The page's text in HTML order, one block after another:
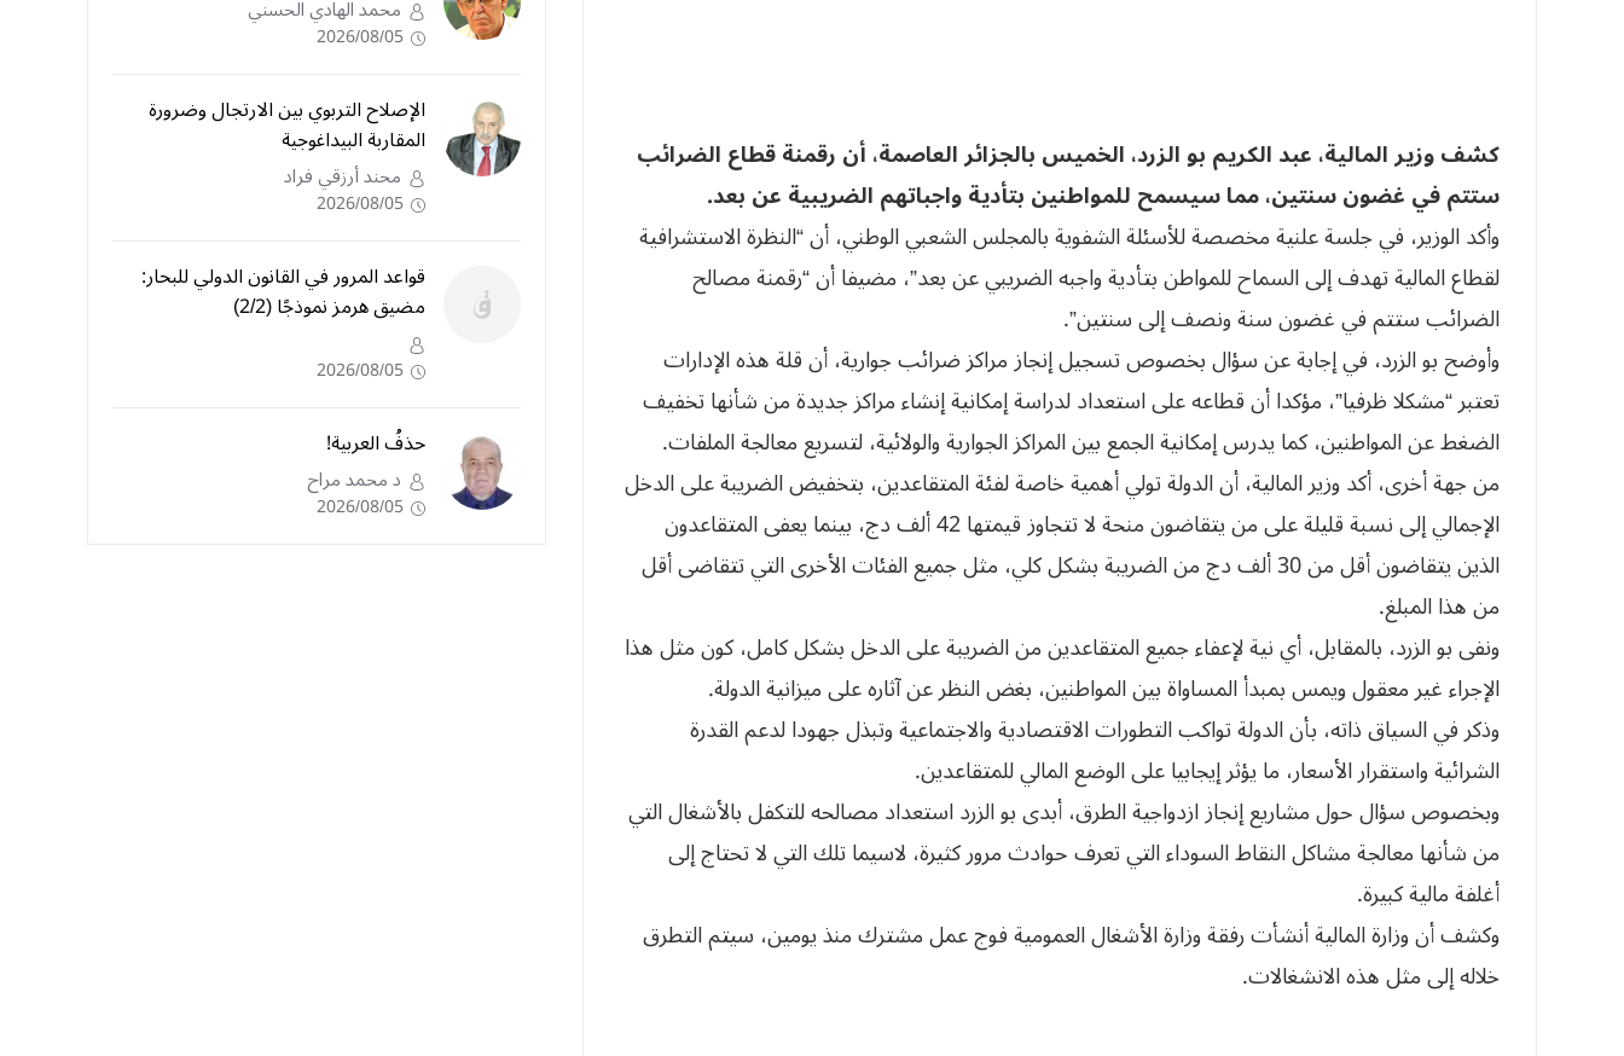
كشف وزير المالية، عبد الكريم بو الزرد، الخميس بالجزائر العاصمة، أن رقمنة قطاع الضرائب
ستتم في غضون سنتين، مما سيسمح للمواطنين بتأدية واجباتهم الضريبية عن بعد.
وأكد الوزير، في جلسة علنية مخصصة للأسئلة الشفوية بالمجلس الشعبي الوطني، أن “النظرة الاستشرافية
لقطاع المالية تهدف إلى السماح للمواطن بتأدية واجبه الضريبي عن بعد”، مضيفا أن “رقمنة مصالح
الضرائب ستتم في غضون سنة ونصف إلى سنتين”.
وأوضح بو الزرد، في إجابة عن سؤال بخصوص تسجيل إنجاز مراكز ضرائب جوارية، أن قلة هذه الإدارات
تعتبر “مشكلا ظرفيا”، مؤكدا أن قطاعه على استعداد لدراسة إمكانية إنشاء مراكز جديدة من شأنها تخفيف
الضغط عن المواطنين، كما يدرس إمكانية الجمع بين المراكز الجوارية والولائية، لتسريع معالجة الملفات.
من جهة أخرى، أكد وزير المالية، أن الدولة تولي أهمية خاصة لفئة المتقاعدين، بتخفيض الضريبة على الدخل
الإجمالي إلى نسبة قليلة على من يتقاضون منحة لا تتجاوز قيمتها 42 ألف دج، بينما يعفى المتقاعدون
الذين يتقاضون أقل من 30 ألف دج من الضريبة بشكل كلي، مثل جميع الفئات الأخرى التي تتقاضى أقل
من هذا المبلغ.
ونفى بو الزرد، بالمقابل، أي نية لإعفاء جميع المتقاعدين من الضريبة على الدخل بشكل كامل، كون مثل هذا
الإجراء غير معقول ويمس بمبدأ المساواة بين المواطنين، بغض النظر عن آثاره على ميزانية الدولة.
وذكر في السياق ذاته، بأن الدولة تواكب التطورات الاقتصادية والاجتماعية وتبذل جهودا لدعم القدرة
الشرائية واستقرار الأسعار، ما يؤثر إيجابيا على الوضع المالي للمتقاعدين.
وبخصوص سؤال حول مشاريع إنجاز ازدواجية الطرق، أبدى بو الزرد استعداد مصالحه للتكفل بالأشغال التي
من شأنها معالجة مشاكل النقاط السوداء التي تعرف حوادث مرور كثيرة، لاسيما تلك التي لا تحتاج إلى
أغلفة مالية كبيرة.
وكشف أن وزارة المالية أنشأت رفقة وزارة الأشغال العمومية فوج عمل مشترك منذ يومين، سيتم التطرق
خلاله إلى مثل هذه الانشغالات.
محمد الهادي الحسني
2026/08/05
الإصلاح التربوي بين الارتجال وضرورة
المقاربة البيداغوجية
محند أرزقي فراد
2026/08/05
قواعد المرور في القانون الدولي للبحار:
مضيق هرمز نموذجًا (2/2)
2026/08/05
حذفُ العربية!
د محمد مراح
2026/08/05